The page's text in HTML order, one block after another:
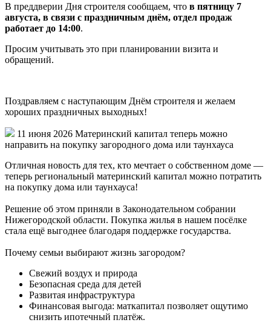
В преддверии Дня строителя сообщаем, что в пятницу 7
августа, в связи с праздничным днём, отдел продаж
работает до 14:00.
Просим учитывать это при планировании визита и
обращений.
Поздравляем с наступающим Днём строителя и желаем
хороших праздничных выходных!
11 июня 2026 Материнский капитал теперь можно
направить на покупку загородного дома или таунхауса
Отличная новость для тех, кто мечтает о собственном доме —
теперь региональный материнский капитал можно потратить
на покупку дома или таунхауса!
Решение об этом приняли в Законодательном собрании
Нижегородской области. Покупка жилья в нашем посёлке
стала ещё выгоднее благодаря поддержке государства.
Почему семьи выбирают жизнь загородом?
Свежий воздух и природа
Безопасная среда для детей
Развитая инфраструктура
Финансовая выгода: маткапитал позволяет ощутимо
снизить ипотечный платёж.